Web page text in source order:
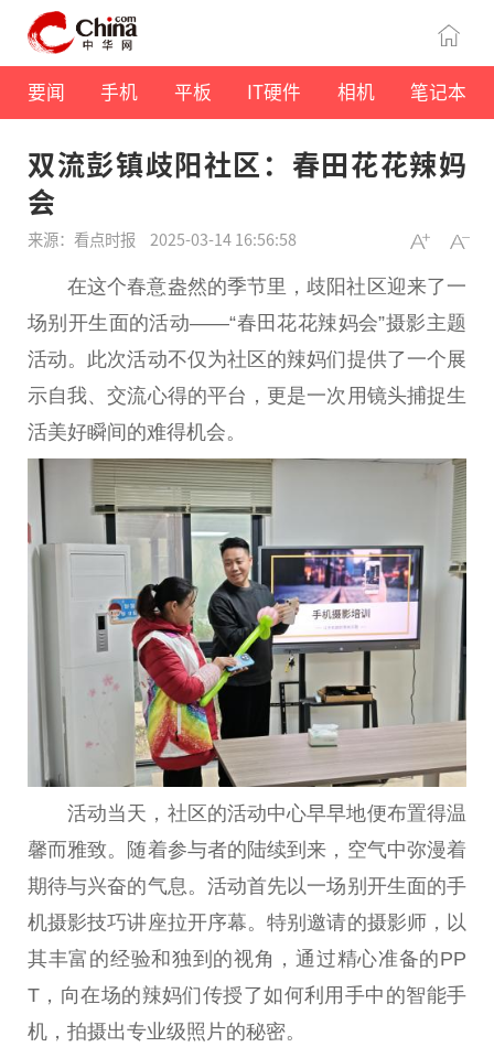
要闻 手机 平板 IT硬件 相机 笔记本
双流彭镇歧阳社区：春田花花辣妈
会
来源：看点时报 2025-03-14 16:56:58
在这个春意盎然的季节里，歧阳社区迎来了一
场别开生面的活动——“春田花花辣妈会”摄影主题
活动。此次活动不仅为社区的辣妈们提供了一个展
示自我、交流心得的平台，更是一次用镜头捕捉生
活美好瞬间的难得机会。
活动当天，社区的活动中心早早地便布置得温
馨而雅致。随着参与者的陆续到来，空气中弥漫着
期待与兴奋的气息。活动首先以一场别开生面的手
机摄影技巧讲座拉开序幕。特别邀请的摄影师，以
其丰富的经验和独到的视角，通过精心准备的PP
T，向在场的辣妈们传授了如何利用手中的智能手
机，拍摄出专业级照片的秘密。